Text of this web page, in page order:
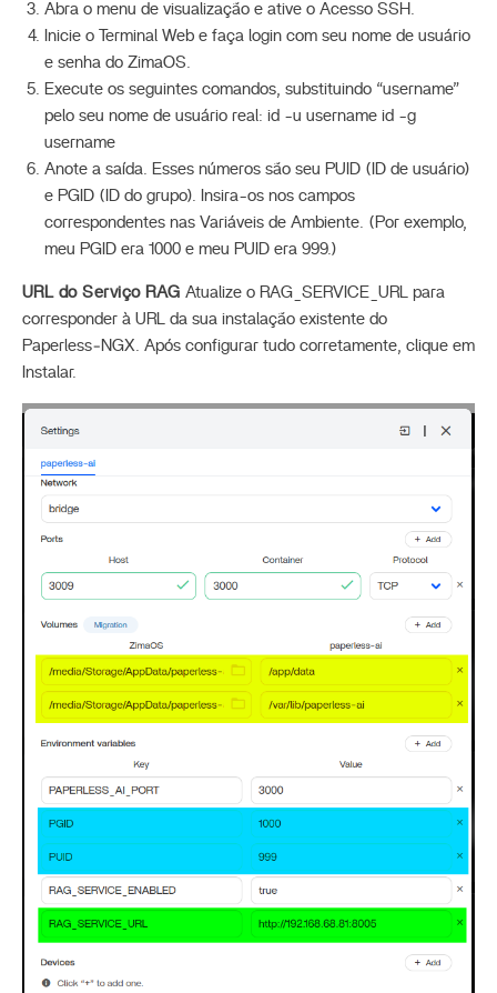
Abra o menu de visualização e ative o Acesso SSH.
Inicie o Terminal Web e faça login com seu nome de usuário
e senha do ZimaOS.
Execute os seguintes comandos, substituindo “username”
pelo seu nome de usuário real: id -u username id -g
username
Anote a saída. Esses números são seu PUID (ID de usuário)
e PGID (ID do grupo). Insira-os nos campos
correspondentes nas Variáveis de Ambiente. (Por exemplo,
meu PGID era 1000 e meu PUID era 999.)
URL do Serviço RAG Atualize o RAG_SERVICE_URL para
corresponder à URL da sua instalação existente do
Paperless‑NGX. Após configurar tudo corretamente, clique em
Instalar.